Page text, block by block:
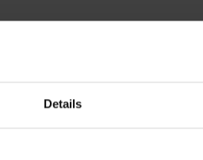
Details